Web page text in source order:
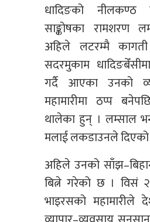
धादिङको नीलकण्ठ
साङ्कोषका रामशरण
अहिले लटरम्मै
सदरमुकाम
गर्दै आएका उनको
महामारीमा ठप्प
थालेका हुन् । लम्साल
मलाई लकडाउनले दिएको
अहिले उनको
बित्ने गरेको छ । विसं
भाइरसको महामारीले